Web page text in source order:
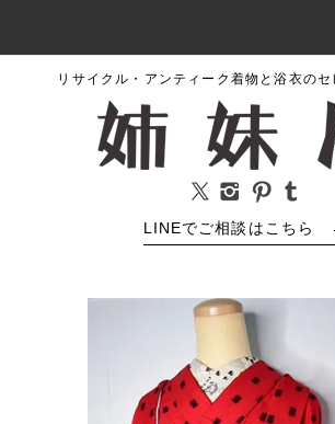
リサイクル・アンティーク着物と浴衣の
LINEでご相談はこちら